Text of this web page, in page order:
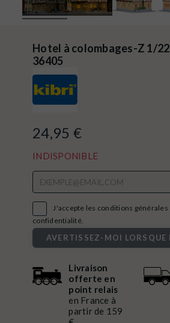
Hotel à colombages-Z 1/
36405
24,95 €
INDISPONIBLE
J'accepte les conditions
confidentialité.
AVERTISSEZ-MOI LORSQUE
Livraison
offerte en
point relais
en France à
partir de 159